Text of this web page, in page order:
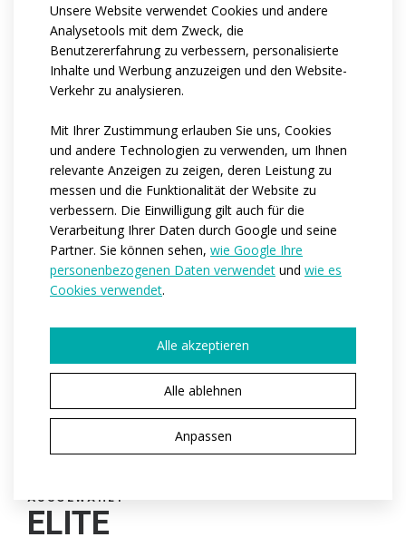
Unsere Website verwendet Cookies und andere
Analysetools mit dem Zweck, die
Benutzererfahrung zu verbessern, personalisierte
Inhalte und Werbung anzuzeigen und den Website-
Verkehr zu analysieren.
Mit Ihrer Zustimmung erlauben Sie uns, Cookies
und andere Technologien zu verwenden, um Ihnen
relevante Anzeigen zu zeigen, deren Leistung zu
messen und die Funktionalität der Website zu
verbessern. Die Einwilligung gilt auch für die
Verarbeitung Ihrer Daten durch Google und seine
Partner. Sie können sehen, wie Google Ihre
personenbezogenen Daten verwendet und wie es
Cookies verwendet.
Alle akzeptieren
Alle ablehnen
Anpassen
MaterialVELARO, im Armbereich wirdprofiliertes
ESPAN SPEEDverwendet. Die Kombination dieser
Materialien, zusammen mit derMinimierung der
Fugen und dem ausgeklügelten Schnitt , trägt zu
hervorragenden Aerodynamik und einem
hohen Tragekomfortim Rennsport bei.
\r\n\r\n
Reflektierende Elementekönnen auf Wunsch
hinzugefügt werden.
Code:
at142.23
Material:
Velaro
Pánská
AUSGEWÄHLT
ELITE